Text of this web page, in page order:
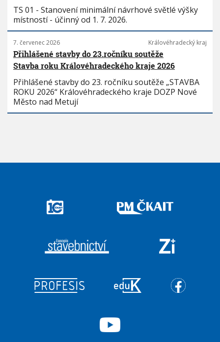
TS 01 - Stanovení minimální návrhové světlé výšky
místností - účinný od 1. 7. 2026.
7. červenec 2026 Královéhradecký kraj
Přihlášené stavby do 23.ročníku soutěže
Stavba roku Královéhradeckého kraje 2026
Přihlášené stavby do 23. ročníku soutěže „STAVBA
ROKU 2026“ Královéhradeckého kraje DOZP Nové
Město nad Metují